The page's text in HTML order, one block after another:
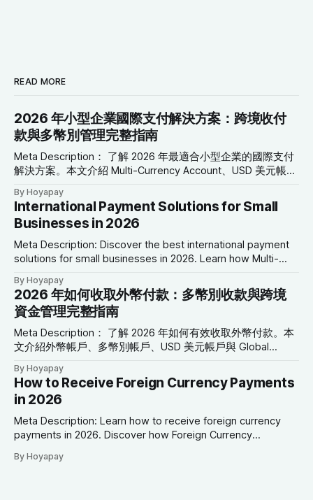
READ MORE
2026 年小型企業國際支付解決方案：跨境收付
款與多幣別管理完整指南
Meta Description： 了解 2026 年最適合小型企業的國際支付
解決方案。本文介紹 Multi-Currency Account、USD 美元帳
具，協助企業降低成本、改善現金流並拓展全球市場。 SEO
關鍵字： 國際支付解決方案、小型企業支付、跨境支付、全
球支付平台、多幣別帳戶、USD 美元帳戶、Global Collection
Account、企業支付解決方案、國際商業付款 2026 年小型企
業國際支付解決方案 前言 小型企業的發展，已不再受到地理
台： * 向北美客戶銷售商品 * 聘用歐洲的自由工作者 * 支付澳
洲供應商 * 向全球提供數位服務 * 管理來自多個國家的付款
然而，隨著國際商機增加，跨境支付管理也成為小型企業最常
By Hoyapay
International Payment Solutions for Small
Businesses in 2026
Meta Description: Discover the best international payment
solutions for small businesses in 2026. Learn how Multi-
Accounts, Virtual Cards, and cross-border payment tools
can simplify global financial operations. SEO Keywords:
International Payment Solutions, Small Business Payments,
Cross-Border Payments, Global Payment Platform, Multi-
By Hoyapay
2026 年如何收取外幣付款：多幣別收款與跨境
資金管理完整指南
Meta Description： 了解 2026 年如何有效收取外幣付款。本
文介紹外幣帳戶、多幣別帳戶、USD 美元帳戶與 Global
簡化跨境資金管理。 SEO 關鍵字： 收取外幣付款、外幣帳
戶、多幣別帳戶、國際付款、USD 美元帳戶、EUR 歐元帳
戶、Global Collection Account、跨境支付、國際商業付款
2026 年如何收取外幣付款 前言 隨著商業活動日益全球化，接
收多種貨幣付款，已不再只是跨國企業才需要的金融服務。
如今： * 自由工作者與美國客戶合作 * 行銷公司服務歐洲企業
* SaaS 公司向全球用戶提供服務 * 電商商店接收不同國家的
By Hoyapay
How to Receive Foreign Currency Payments
in 2026
Meta Description: Learn how to receive foreign currency
payments in 2026. Discover how Foreign Currency
Accounts, and Global Collection Accounts help businesses
By Hoyapay